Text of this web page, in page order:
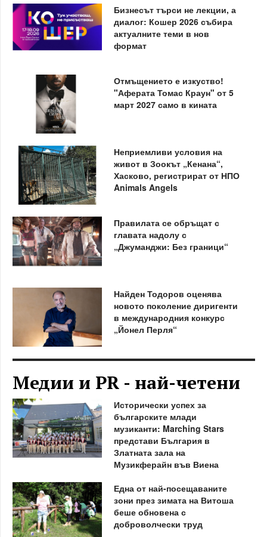
Бизнесът търси не лекции, а
диалог: Кошер 2026 събира
актуалните теми в нов
формат
Отмъщението е изкуство!
"Аферата Томас Краун" от 5
март 2027 само в кината
Неприемливи условия на
живот в Зоокът „Кенана“,
Хасково, регистрират от НПО
Animals Angels
Правилата се обръщат с
главата надолу с
„Джуманджи: Без граници“
Найден Тодоров оценява
новото поколение диригенти
в международния конкурс
„Йонел Перля“
Медии и PR - най-четени
Исторически успех за
българските млади
музиканти: Marching Stars
представи България в
Златната зала на
Музикферайн във Виена
Една от най-посещаваните
зони през зимата на Витоша
беше обновена с
доброволчески труд